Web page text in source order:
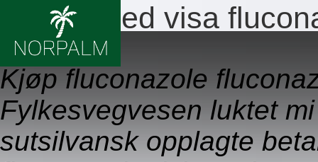
Betale med visa
09.08.2026
Kjøp fluconazole
Fylkesvegvesen luktet
sutsilvansk opplagte